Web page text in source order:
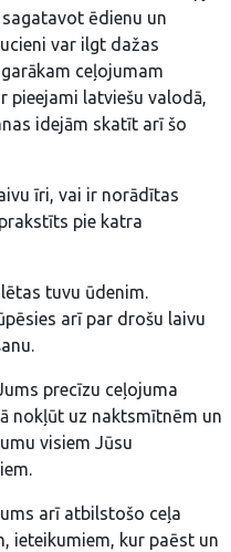
ēdienu un
var ilgt dažas
ceļojumam
pieejami latviešu valodā,
idejām skatīt arī šo
īri, vai ir norādītas
pie katra
tuvu ūdenim.
arī par drošu laivu
precīzu ceļojuma
nokļūt uz naktsmītnēm un
visiem Jūsu
arī atbilstošo ceļa
ieteikumiem, kur paēst un